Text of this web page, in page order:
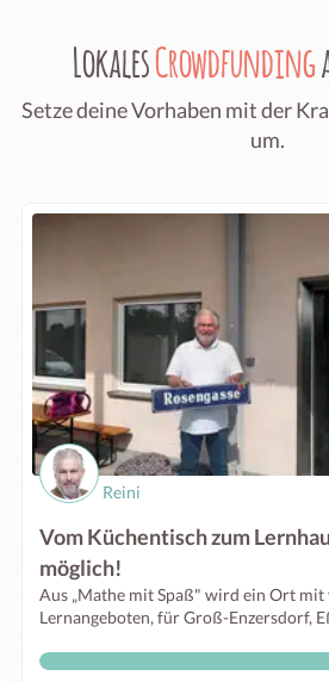
LokalesCrowdfunding
Setze deine Vorhaben mit der
um.
Reini
Vom Küchentisch zum
möglich!
Aus „Mathe mit Spaß" wird ein Ort
Lernangeboten, für Groß-Enzersdorf,